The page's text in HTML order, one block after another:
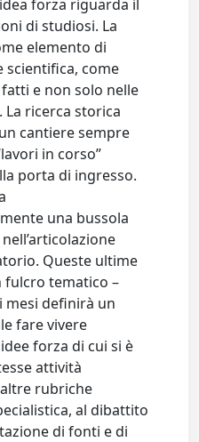
forza riguarda il
di studiosi. La
elemento di
scientifica, come
e non solo nelle
ricerca storica
cantiere sempre
in corso”
porta di ingresso.
una bussola
Queste ultime
tematico –
mesi definirà un
fare vivere
forza di cui si è
attività
rubriche
al dibattito
di fonti e di